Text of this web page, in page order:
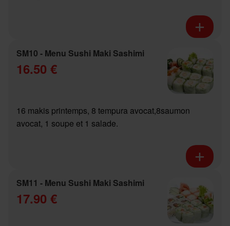
SM10 - Menu Sushi Maki Sashimi
16.50 €
16 makis printemps, 8 tempura avocat,8saumon
avocat, 1 soupe et 1 salade.
SM11 - Menu Sushi Maki Sashimi
17.90 €